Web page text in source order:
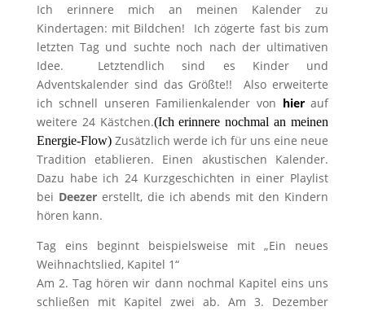
Ich erinnere mich an meinen Kalender zu
Kindertagen: mit Bildchen! Ich zögerte fast bis zum
letzten Tag und suchte noch nach der ultimativen
Idee. Letztendlich sind es Kinder und
Adventskalender sind das Größte!! Also erweiterte
ich schnell unseren Familienkalender von hierauf
weitere 24 Kästchen.(Ich erinnere nochmal an meinen
Energie-Flow)Zusätzlich werde ich für uns eine neue
Tradition etablieren. Einen akustischen Kalender.
Dazu habe ich 24 Kurzgeschichten in einer Playlist
bei Deezererstellt, die ich abends mit den Kindern
hören kann.
Tag eins beginnt beispielsweise mit „Ein neues
Weihnachtslied, Kapitel 1“
Am 2. Tag hören wir dann nochmal Kapitel eins uns
schließen mit Kapitel zwei ab. Am 3. Dezember